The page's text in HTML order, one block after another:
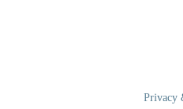
Privacy